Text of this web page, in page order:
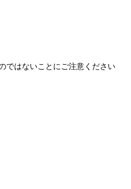
ではないことにご注意ください